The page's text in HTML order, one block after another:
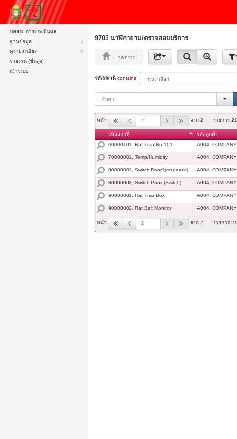
บทสรุป การประเมินผล
ฐานข้อมูล
ดูรายละเอียด
รายงาน (ขั้นสูง)
เข้าระบบ
9703 นาฬิกายาม/ตรวจสอบบริการ
จุดตรวจ
รหัสสถานี contains
หน้า จาก 2 รายการ
รหัสสถานี รหัสลูกค้า
00000101, Rat Trap No 101
A004,
70000001, Temp/Humidity A004,
80000001, Switch Door1(magnetic) A004,
80000002, Switch Panic(Switch) A004,
90000001, Rat Trap Box A004,
90000002, Rat Bait Monitor A004,
หน้า จาก 2 รายการ